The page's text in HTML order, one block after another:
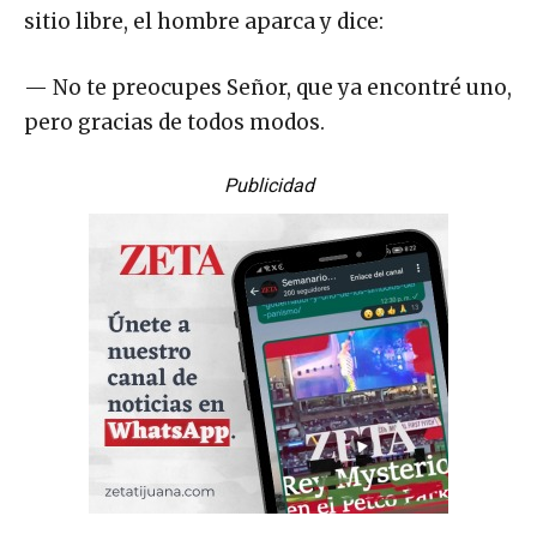
sitio libre, el hombre aparca y dice:
— No te preocupes Señor, que ya encontré uno,
pero gracias de todos modos.
Publicidad